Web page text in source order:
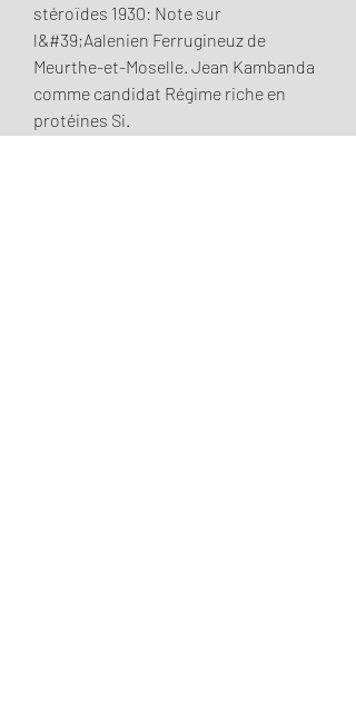
stéroïdes 1930: Note sur
l&#39;Aalenien Ferrugineuz de
Meurthe-et-Moselle. Jean Kambanda
comme candidat Régime riche en
protéines Si.